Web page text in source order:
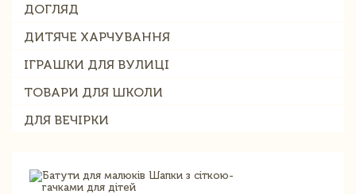
ДОГЛЯД
ДИТЯЧЕ ХАРЧУВАННЯ
ІГРАШКИ ДЛЯ ВУЛИЦІ
ТОВАРИ ДЛЯ ШКОЛИ
ДЛЯ ВЕЧІРКИ